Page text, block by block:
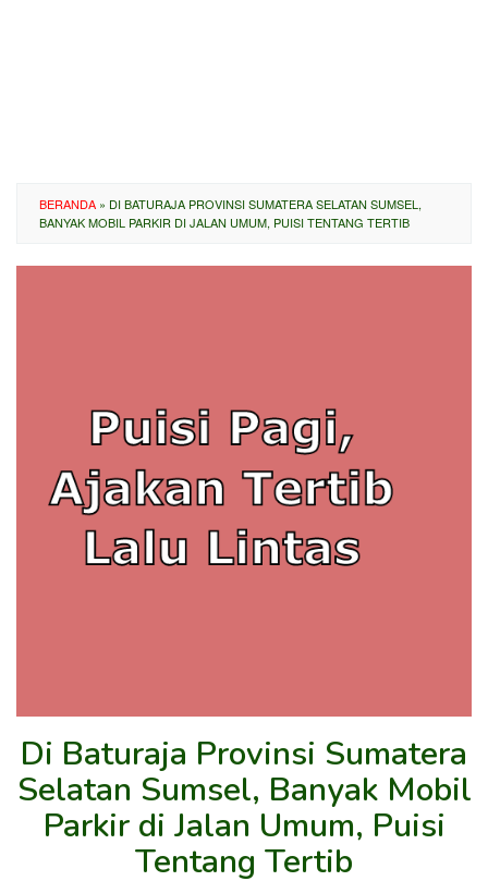
BERANDA » DI BATURAJA PROVINSI SUMATERA SELATAN SUMSEL,
BANYAK MOBIL PARKIR DI JALAN UMUM, PUISI TENTANG TERTIB
Di Baturaja Provinsi Sumatera
Selatan Sumsel, Banyak Mobil
Parkir di Jalan Umum, Puisi
Tentang Tertib